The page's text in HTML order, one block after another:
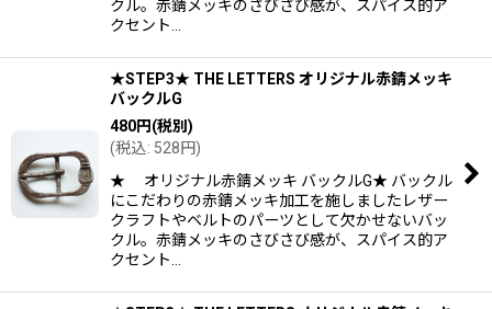
クル。赤錆メッキのさびさび感が、スパイス的ア
クセント…
★STEP3★ THE LETTERS オリジナル赤錆メッキ
バックルG
480円(税別)
(税込: 528円)
★ オリジナル赤錆メッキ バックルG★ バックル
にこだわりの赤錆メッキ加工を施しましたレザー
クラフトやベルトのパーツとして欠かせないバッ
クル。赤錆メッキのさびさび感が、スパイス的ア
クセント…